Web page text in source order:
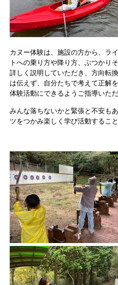
カヌー体験は、 施設の方から、 ラ
トへの乗り方や降り方、ぶつかり
詳しく説明していただき、 方向転
は伝えず、自分たちで考えて正解
体験活動にできるようご指導いただ
みんな落ちないかと緊張と不安も
ツをつかみ楽しく学び活動するこ